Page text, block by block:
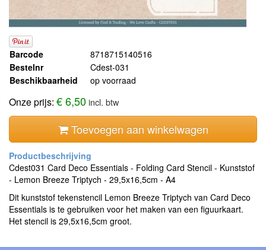
Barcode
8718715140516
Bestelnr
Cdest-031
Beschikbaarheid
op voorraad
Onze prijs: € 6,50incl. btw
Toevoegen aan winkelwagen
Cdest031 Card Deco Essentials - Folding Card Stencil - Kunststof
- Lemon Breeze Triptych - 29,5x16,5cm - A4
Dit kunststof tekenstencil Lemon Breeze Triptych van Card Deco
Essentials is te gebruiken voor het maken van een figuurkaart.
Het stencil is 29,5x16,5cm groot.